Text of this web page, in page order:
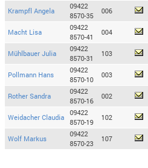
Krampfl Angela
09422
8570-35
006
Macht Lisa
09422
8570-41
004
Mühlbauer Julia
09422
8570-31
103
Pollmann Hans
09422
8570-10
003
Rother Sandra
09422
8570-16
002
Weidacher Claudia
09422
8570-19
102
Wolf Markus
09422
8570-23
107